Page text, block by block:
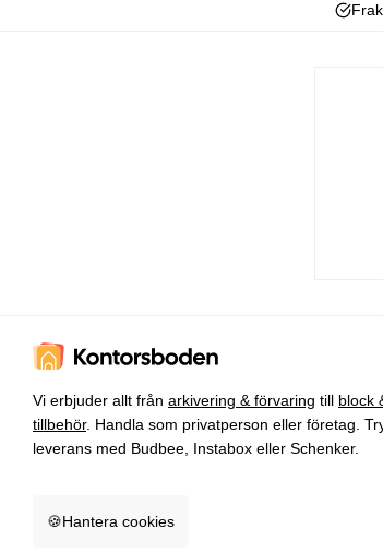
Vi erbjuder allt från arkivering & förvaring till block
tillbehör. Handla som privatperson eller företag.
leverans med Budbee, Instabox eller Schenker.
🍪Hantera cookies